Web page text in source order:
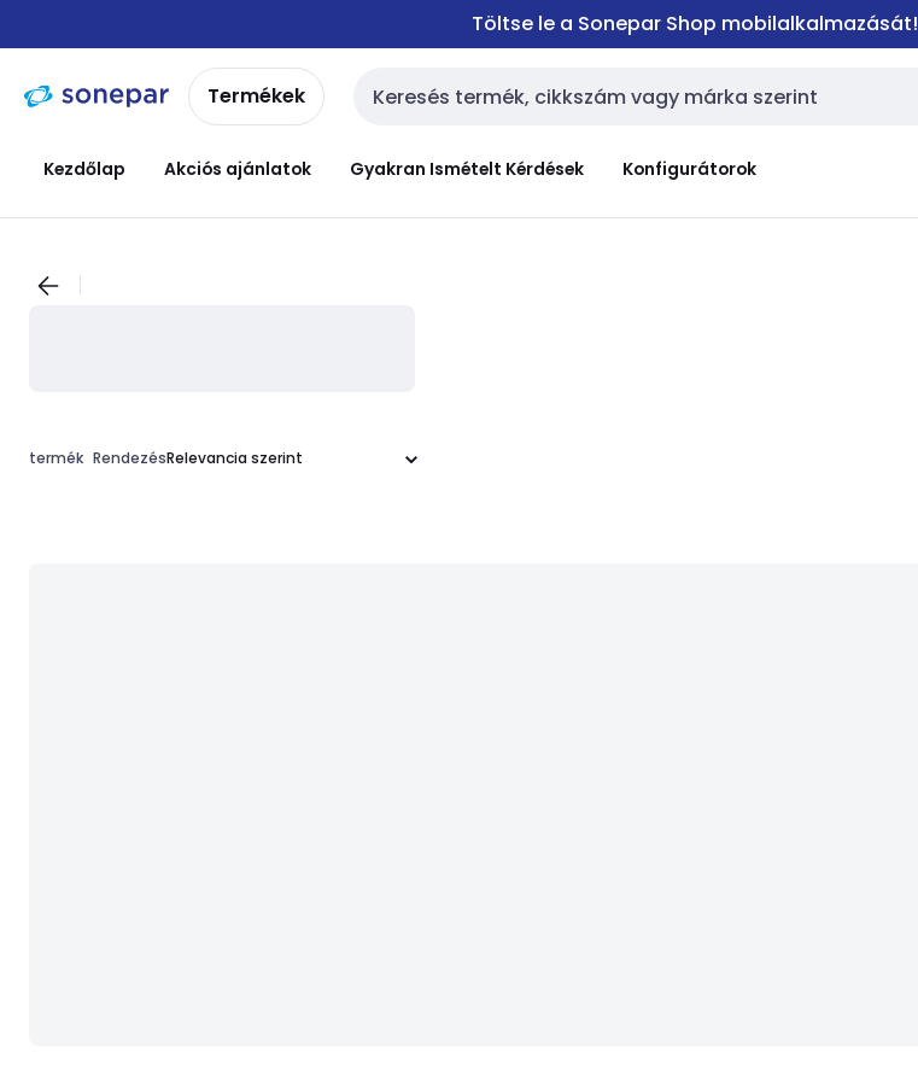
navigációhoztartalomra
Töltse le a Sonepar Shop mobilalkalmazását!
Termékek Keresési bemenet
Kezdőlap Akciós ajánlatok Gyakran Ismételt Kérdések Konfigurátorok
termék Rendezés